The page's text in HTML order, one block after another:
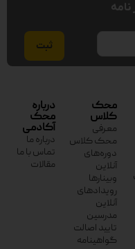
محک
کلاس
معرفی
محک کلاس
دوره‌های
آنلاین
وبینارها
رویدادهای
آنلاین
مدرسین
تایید اصالت
گواهینامه
درباره
محک
آکادمی
درباره ما
تماس با ما
مقالات